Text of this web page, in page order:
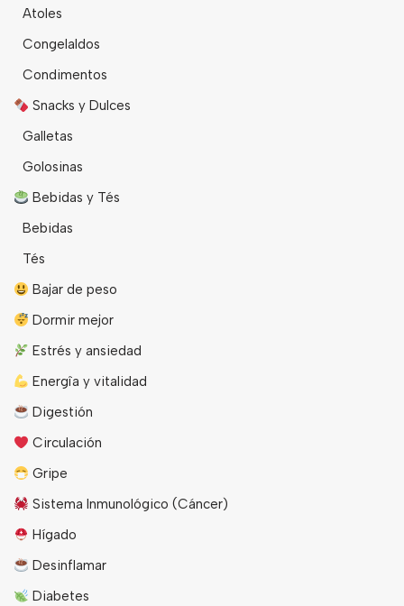
Atoles
Congelaldos
Condimentos
Snacks y Dulces
Galletas
Golosinas
Bebidas y Tés
Bebidas
Tés
Bajar de peso
Dormir mejor
Estrés y ansiedad
Energîa y vitalidad
Digestión
Circulación
Gripe
Sistema Inmunológico (Cáncer)
Hígado
Desinflamar
Diabetes